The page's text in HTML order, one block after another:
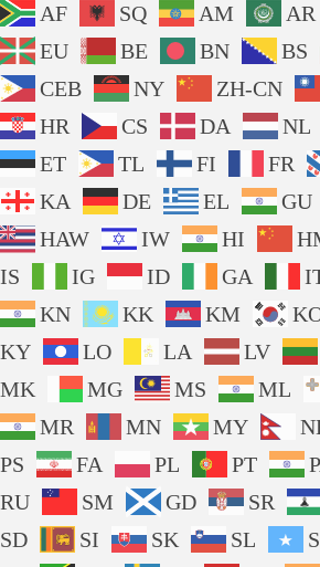
AF SQ AM AR
EU
BE BN BS
CEB
NY ZH-CN
HR
CS DA NL
ET
TL FI FR
KA
DE EL GU
HAW
IW HI
IS
IG ID GA
KN
KK KM
KY
LO LA LV
MK
MG MS ML
MR
MN MY
PS
FA PL PT
RU
SM GD SR
SD
SI SK SL